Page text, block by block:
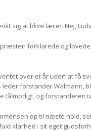
sig at blive lærer. Nej,
forklarede og
over et år uden at få
forstander Walmann,
tålmodigt, og forstanderen
op til næste hold,
klarhed i sit eget